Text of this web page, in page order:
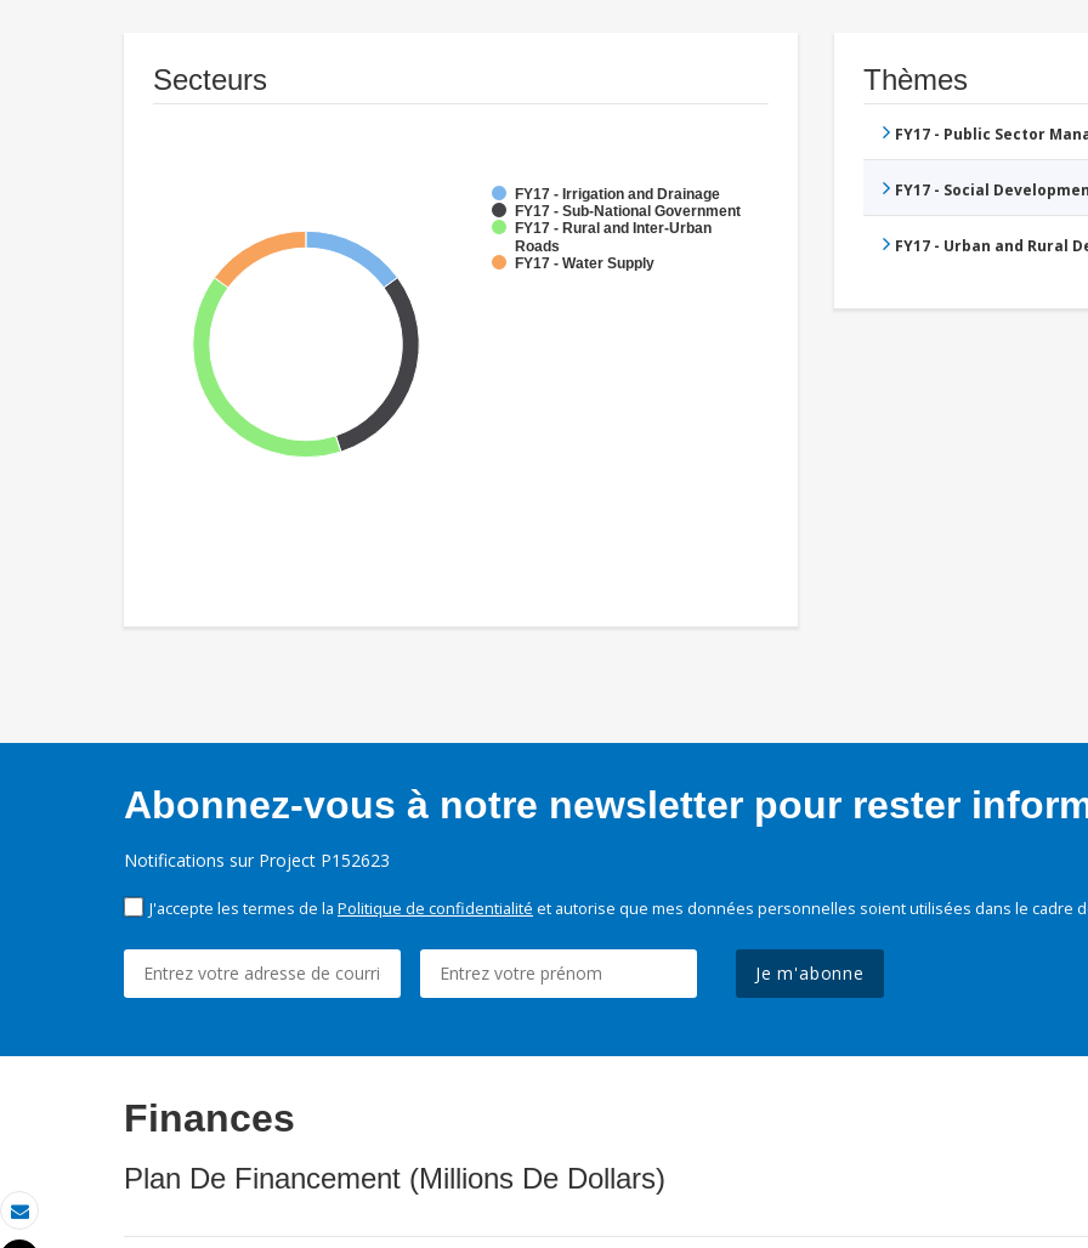
Email
Secteurs
FY17 - Irrigation and Drainage
FY17 - Sub-National Government
FY17 - Rural and Inter-Urban
Roads
FY17 - Water Supply
Thèmes
FY17 - Public Sector
FY17 - Social
FY17 - Urban and Rural
Abonnez-vous à notre newsletter pour rester
Notifications sur Project P152623
J'accepte les termes de la Politique de confidentialité et autorise que mes données personnelles soient utilisées dans le cadre
Je m'abonne
Finances
Plan De Financement (Millions De Dollars)